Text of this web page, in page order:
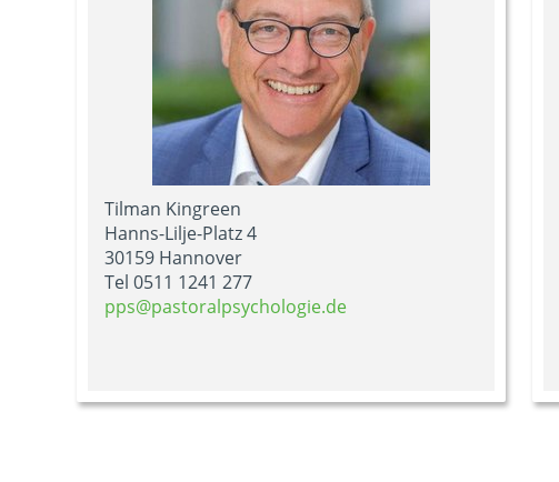
Tilman Kingreen
Hanns-Lilje-Platz 4
30159 Hannover
Tel 0511 1241 277
pps@pastoralpsychologie.de